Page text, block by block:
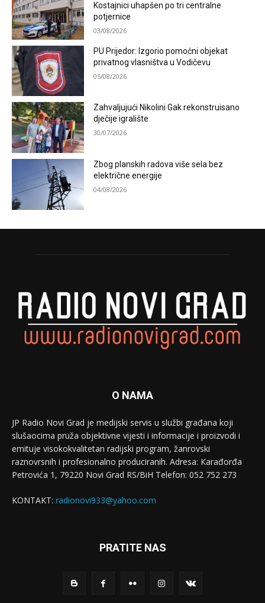
Kostajnici uhapšen po tri centralne
potjernice
03/08/2026
PU Prijedor: Izgorio pomoćni objekat
privatnog vlasništva u Vodičevu
05/08/2026
Zahvaljujući Nikolini Gak rekonstruisano
dječije igralište
30/07/2026
Zbog planskih radova više sela bez
električne energije
04/08/2026
O NAMA
JP Radio Novi Grad je medijski servis u službi građana koji
slušaocima pruža objektivne vijesti i informacije i proizvodi i
emituje visokokvalitetan radijski program, žanrovski
raznovrsnih i profesionalno produciranih. Adresa: Кarađorđa
Petrovića 1, 79220 Novi Grad RS/BiH Telefon: 052 752 273
KONTAKT: radionovi933@yahoo.com
PRATITE NAS